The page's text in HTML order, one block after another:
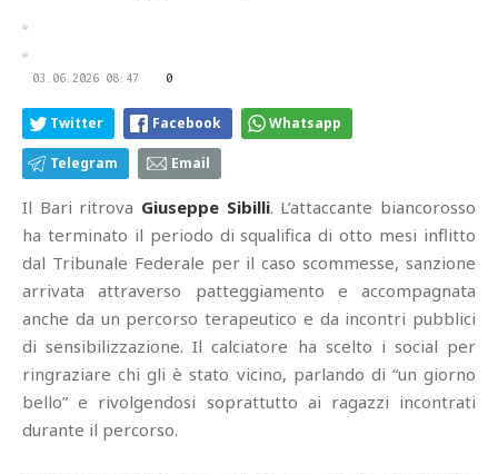
03.06.2026 08:47 0
Twitter Facebook Whatsapp
Telegram Email
Il Bari ritrova Giuseppe Sibilli. L’attaccante biancorosso
ha terminato il periodo di squalifica di otto mesi inflitto
dal Tribunale Federale per il caso scommesse, sanzione
arrivata attraverso patteggiamento e accompagnata
anche da un percorso terapeutico e da incontri pubblici
di sensibilizzazione. Il calciatore ha scelto i social per
ringraziare chi gli è stato vicino, parlando di “un giorno
bello” e rivolgendosi soprattutto ai ragazzi incontrati
durante il percorso.